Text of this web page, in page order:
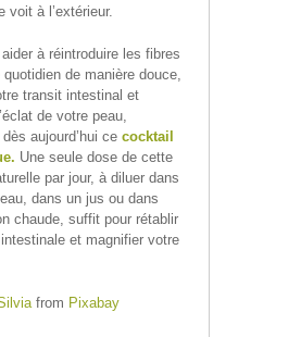
voit à l’extérieur.
à réintroduire les fibres
de manière douce,
transit intestinal et
de votre peau,
aujourd’hui ce cocktail
Une seule dose de cette
par jour, à diluer dans
dans un jus ou dans
chaude, suffit pour rétablir
et magnifier votre
from Pixabay